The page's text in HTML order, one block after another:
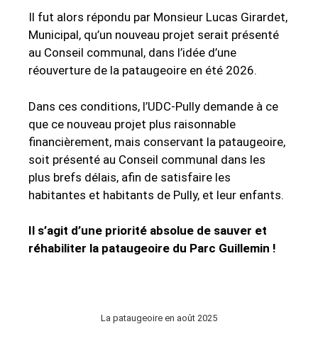
Il fut alors répondu par Monsieur Lucas Girardet,
Municipal, qu’un nouveau projet serait présenté
au Conseil communal, dans l’idée d’une
réouverture de la pataugeoire en été 2026.
Dans ces conditions, l’UDC-Pully demande à ce
que ce nouveau projet plus raisonnable
financièrement, mais conservant la pataugeoire,
soit présenté au Conseil communal dans les
plus brefs délais, afin de satisfaire les
habitantes et habitants de Pully, et leur enfants.
Il s’agit d’une priorité absolue de sauver et
réhabiliter la pataugeoire du Parc Guillemin !
La pataugeoire en août 2025